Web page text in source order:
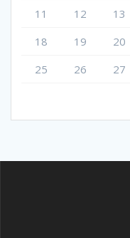
11
12 13
18
19 20
25
26 27